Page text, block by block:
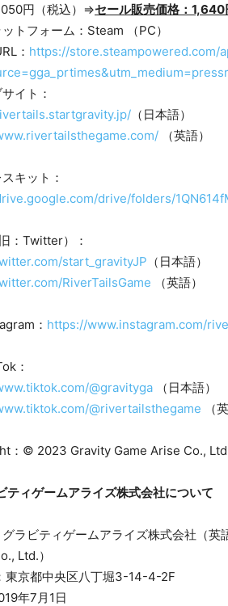
円（税込）⇒セール販売価格：1,640
トフォーム：Steam （PC）
： https://store.steampowered.com/
イト：
（日本語）
（英語）
キット：
drive/folders/
：Twitter）：
start_gravityJP （日本語）
RiverTailsGame
（英語）
： https://www.instagram.com/
：
@gravityga
（日本語）
@rivertailsthegame
（
：© 2023 Gravity Game Arise Co.,
ティゲームアライズ株式会社について
ラビティゲームアライズ株式会社（英
Ltd.）
東京都中央区八丁堀3-14-4-2F
年7月1日